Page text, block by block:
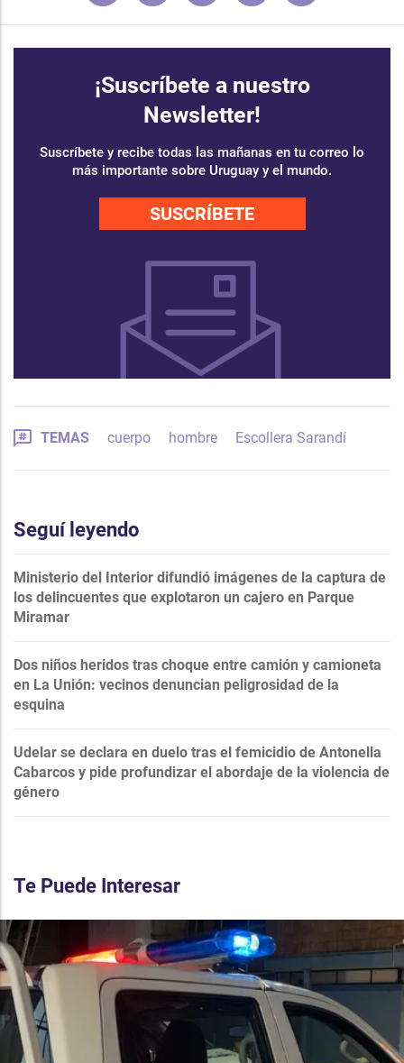
¡Suscríbete a nuestro
Newsletter!
Suscríbete y recibe todas las mañanas en tu correo lo
más importante sobre Uruguay y el mundo.
SUSCRÍBETE
TEMAS cuerpo hombre Escollera Sarandí
Seguí leyendo
Ministerio del Interior difundió imágenes de la captura de
los delincuentes que explotaron un cajero en Parque
Miramar
Dos niños heridos tras choque entre camión y camioneta
en La Unión: vecinos denuncian peligrosidad de la
esquina
Udelar se declara en duelo tras el femicidio de Antonella
Cabarcos y pide profundizar el abordaje de la violencia de
género
Te Puede Interesar